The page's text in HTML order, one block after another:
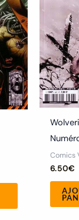
Comics
6.50€